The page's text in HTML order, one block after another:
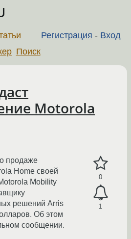
Регистрация - Вход
Поиск
Motorola
0
1
продаже
Home своей
Mobility
решений Arris
Об этом
сообщении.